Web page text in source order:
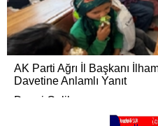
AK Parti Ağrı İl Başkanı
Davetine Anlamlı Yanıt
Dengi Çelik